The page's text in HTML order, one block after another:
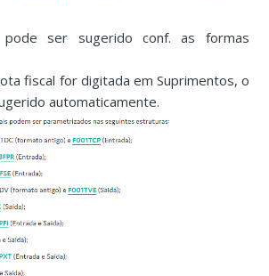
pode ser sugerido conf. as formas
fiscal for digitada em Suprimentos, o
automaticamente.